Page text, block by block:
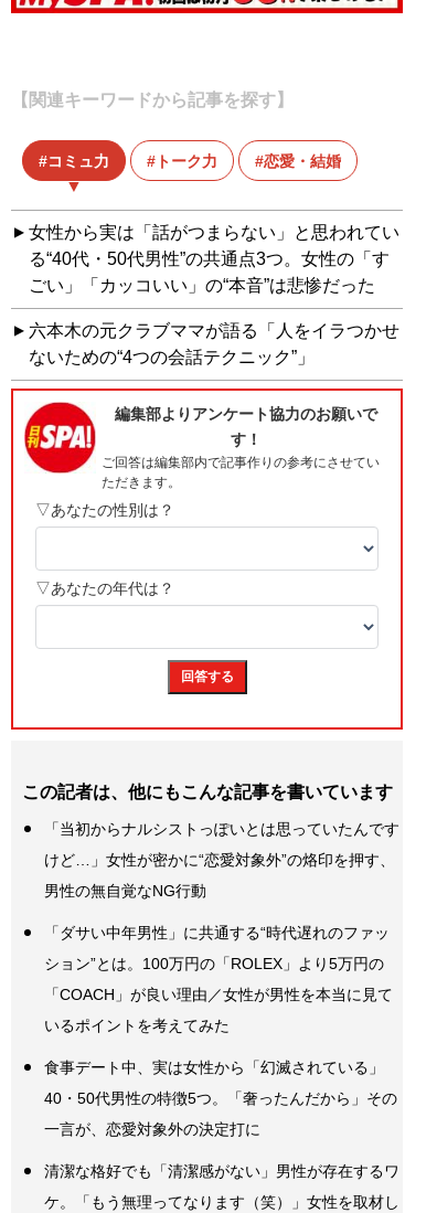
【関連キーワードから記事を探す】
コミュ力 トーク力 恋愛・結婚
女性から実は「話がつまらない」と思われてい
る“40代・50代男性”の共通点3つ。女性の「す
ごい」「カッコいい」の“本音”は悲惨だった
六本木の元クラブママが語る「人をイラつかせ
ないための“4つの会話テクニック”」
この記者は、他にもこんな記事を書いています
「当初からナルシストっぽいとは思っていたんです
けど…」女性が密かに“恋愛対象外”の烙印を押す、
男性の無自覚なNG行動
「ダサい中年男性」に共通する“時代遅れのファッ
ション”とは。100万円の「ROLEX」より5万円の
「COACH」が良い理由／女性が男性を本当に見て
いるポイントを考えてみた
食事デート中、実は女性から「幻滅されている」
40・50代男性の特徴5つ。「奢ったんだから」その
一言が、恋愛対象外の決定打に
清潔な格好でも「清潔感がない」男性が存在するワ
ケ。「もう無理ってなります（笑）」女性を取材し